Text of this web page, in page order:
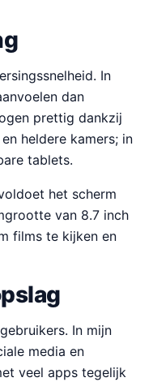
In
dan
prettig dankzij
heldere kamers; in
tablets.
het scherm
van 8.7 inch
films te kijken en
In mijn
media en
veel apps tegelijk